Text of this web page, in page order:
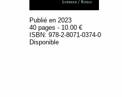
Publié en 2023
40 pages - 10.00 €
ISBN: 978-2-8071-0374-0
Disponible